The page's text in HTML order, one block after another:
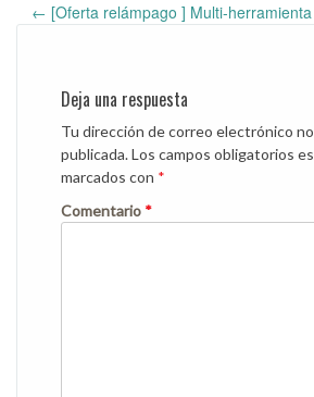
Post
← [Oferta relámpago ] Multi-
Deja una respuesta
Tu dirección de correo electrónico
publicada.Los campos obligatorios
marcados con *
Comentario *